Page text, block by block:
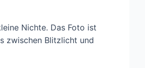
Nichte. Das Foto ist
zwischen Blitzlicht und